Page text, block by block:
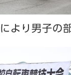
より男子の